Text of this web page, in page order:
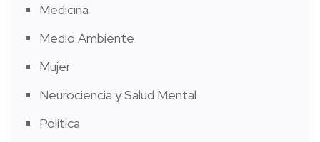
Medicina
Medio Ambiente
Mujer
Neurociencia y Salud Mental
Política